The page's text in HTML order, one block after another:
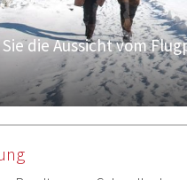
die Aussicht vom